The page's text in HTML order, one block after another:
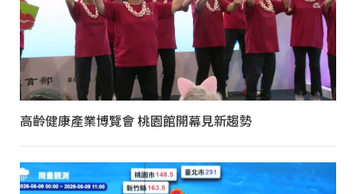
高齡健康產業博覽會 桃園館開幕見新趨勢